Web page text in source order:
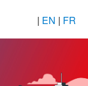
| EN | FR